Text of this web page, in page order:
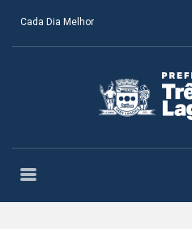
Cada Dia Melhor